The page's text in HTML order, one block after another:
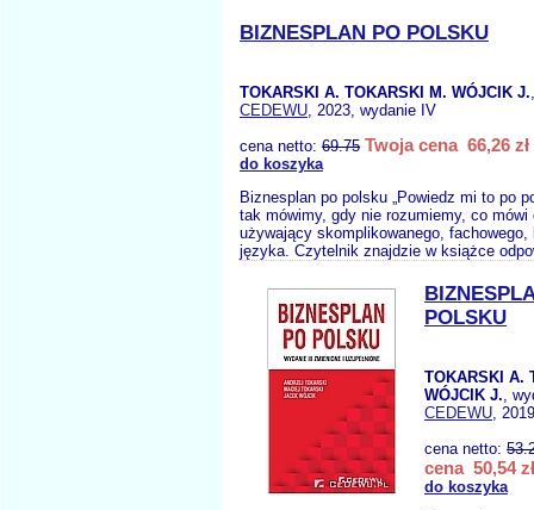
BIZNESPLAN PO POLSKU
TOKARSKI A. TOKARSKI M. WÓJCIK J.
CEDEWU, 2023, wydanie IV
cena netto: 69.75 Twoja cena 66,26 zł
do koszyka
Biznesplan po polsku „Powiedz mi to po
tak mówimy, gdy nie rozumiemy, co mówi
używający skomplikowanego, fachowego,
języka. Czytelnik znajdzie w książce
POLSKU
TOKARSKI A.
WÓJCIK J.,
CEDEWU,
cena netto:
cena 50,54 zł
do koszyka